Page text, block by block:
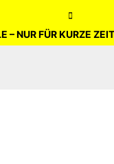

– NUR FÜR KURZE ZEIT